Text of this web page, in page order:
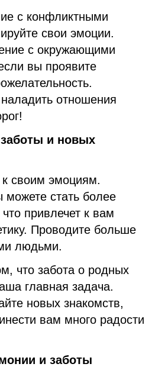
с конфликтными
свои эмоции.
с окружающими
вы проявите
отношения
и новых
своим эмоциям.
можете стать более
привлечет к вам
Проводите больше
людьми.
что забота о родных
главная задача.
новых знакомств,
вам много радости
и заботы